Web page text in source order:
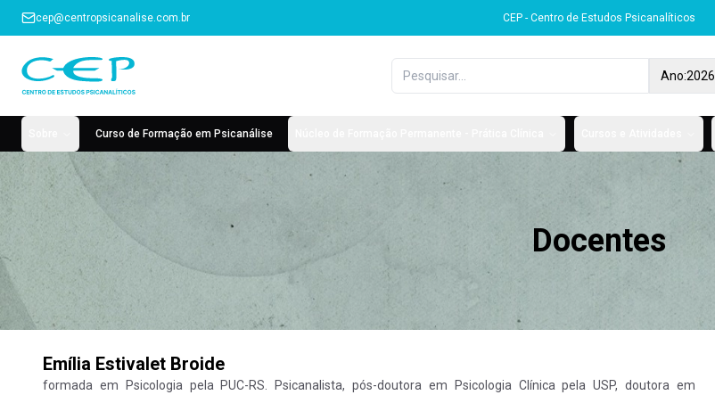
cep@centropsicanalise.com.br CEP - Centro de Estudos Psicanalíticos
Ano:2026
Curso de Formação em Psicanálise
Docentes
Emília Estivalet Broide
formada em Psicologia pela PUC-RS. Psicanalista, pós-doutora em Psicologia Clínica pela USP, doutora em